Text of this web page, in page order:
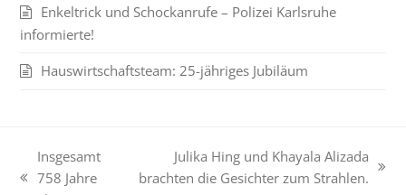
Enkeltrick und Schockanrufe – Polizei Karlsruhe
informierte!
Hauswirtschaftsteam: 25-jähriges Jubiläum
vorheriger
Insgesamt
758 Jahre
Nächster
Julika Hing und Khayala Alizada
brachten die Gesichter zum Strahlen.